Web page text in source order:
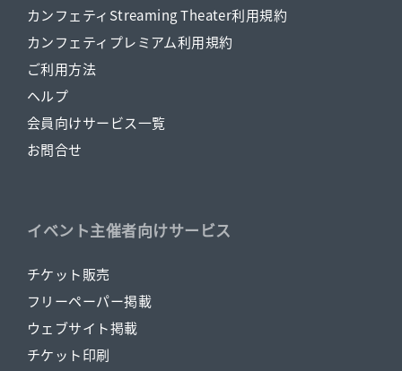
カンフェティStreaming Theater利用規約
カンフェティプレミアム利用規約
ご利用方法
ヘルプ
会員向けサービス一覧
お問合せ
イベント主催者向けサービス
チケット販売
フリーペーパー掲載
ウェブサイト掲載
チケット印刷